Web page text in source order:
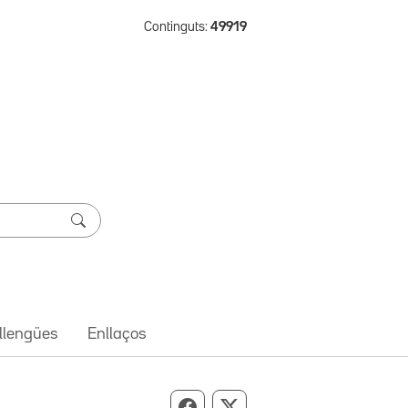
Continguts: 49919
Enllaços